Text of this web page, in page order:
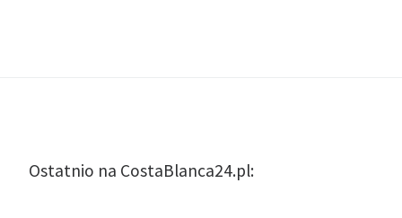
Ostatnio na CostaBlanca24.pl: